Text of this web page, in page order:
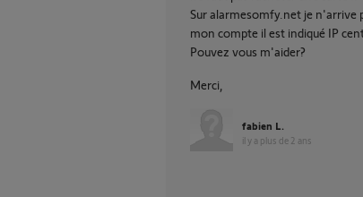
Sur alarmesomfy.net je n'arrive
mon compte il est indiqué IP
Pouvez vous m'aider?
Merci,
fabien L.
il y a plus de 2 ans